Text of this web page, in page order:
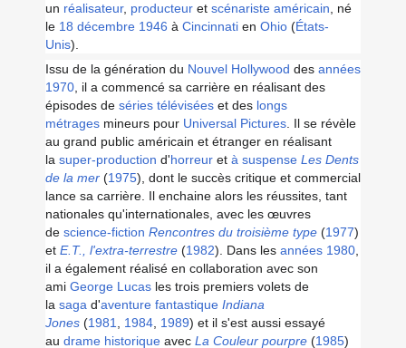
un réalisateur, producteur et scénariste américain , né
le 18 décembre 1946 à Cincinnati en Ohio (États-
Unis).
Issu de la génération du Nouvel Hollywood des années
1970 , il a commencé sa carrière en réalisant des
épisodes de séries télévisées et des longs
métrages mineurs pour Universal Pictures . Il se révèle
au grand public américain et étranger en réalisant
la super-production d'horreur et à suspense Les Dents
de la mer (1975), dont le succès critique et commercial
lance sa carrière. Il enchaine alors les réussites, tant
nationales qu'internationales, avec les œuvres
de science-fiction Rencontres du troisième type (1977)
et E.T., l'extra-terrestre (1982). Dans les années 1980
il a également réalisé en collaboration avec son
ami George Lucas les trois premiers volets de
la saga d'aventure fantastique Indiana
Jones (1981 1984 1989) et il s'est aussi essayé
au drame historique avec La Couleur pourpre (1985)